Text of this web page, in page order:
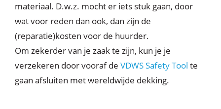
materiaal. D.w.z. mocht er iets stuk gaan, door
wat voor reden dan ook, dan zijn de
(reparatie)kosten voor de huurder.
Om zekerder van je zaak te zijn, kun je je
verzekeren door vooraf de VDWS Safety Tool te
gaan afsluiten met wereldwijde dekking.